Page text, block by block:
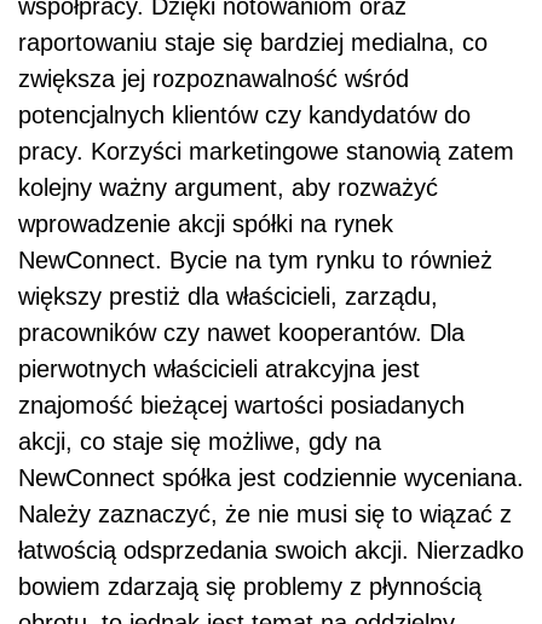
współpracy. Dzięki notowaniom oraz
raportowaniu staje się bardziej medialna, co
zwiększa jej rozpoznawalność wśród
potencjalnych klientów czy kandydatów do
pracy. Korzyści marketingowe stanowią zatem
kolejny ważny argument, aby rozważyć
wprowadzenie akcji spółki na rynek
NewConnect. Bycie na tym rynku to również
większy prestiż dla właścicieli, zarządu,
pracowników czy nawet kooperantów. Dla
pierwotnych właścicieli atrakcyjna jest
znajomość bieżącej wartości posiadanych
akcji, co staje się możliwe, gdy na
NewConnect spółka jest codziennie wyceniana.
Należy zaznaczyć, że nie musi się to wiązać z
łatwością odsprzedania swoich akcji. Nierzadko
bowiem zdarzają się problemy z płynnością